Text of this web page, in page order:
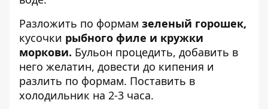
Разложить по формам зеленый горошек,
кусочки рыбного филе и кружки
моркови. Бульон процедить, добавить в
него желатин, довести до кипения и
разлить по формам. Поставить в
холодильник на 2-3 часа.